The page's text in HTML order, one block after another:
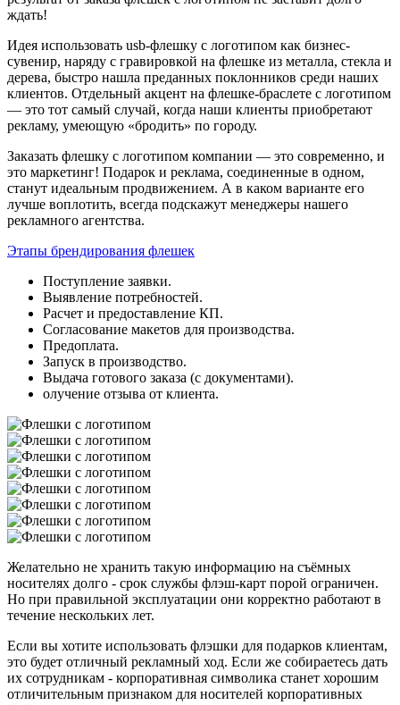
ждать!
Идея использовать usb-флешку с логотипом как бизнес-
сувенир, наряду с гравировкой на флешке из металла, стекла и
дерева, быстро нашла преданных поклонников среди наших
клиентов. Отдельный акцент на флешке-браслете с логотипом
— это тот самый случай, когда наши клиенты приобретают
рекламу, умеющую «бродить» по городу.
Заказать флешку с логотипом компании — это современно, и
это маркетинг! Подарок и реклама, соединенные в одном,
станут идеальным продвижением. А в каком варианте его
лучше воплотить, всегда подскажут менеджеры нашего
рекламного агентства.
Этапы брендирования флешек
Поступление заявки.
Выявление потребностей.
Расчет и предоставление КП.
Согласование макетов для производства.
Предоплата.
Запуск в производство.
Выдача готового заказа (с документами).
олучение отзыва от клиента.
Желательно не хранить такую информацию на съёмных
носителях долго - срок службы флэш-карт порой ограничен.
Но при правильной эксплуатации они корректно работают в
течение нескольких лет.
Если вы хотите использовать флэшки для подарков клиентам,
это будет отличный рекламный ход. Если же собираетесь дать
их сотрудникам - корпоративная символика станет хорошим
отличительным признаком для носителей корпоративных